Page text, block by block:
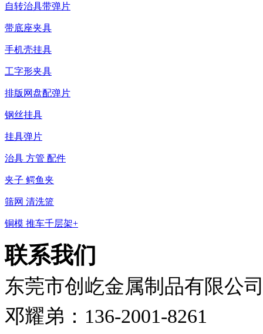
自转治具带弹片
带底座夹具
手机壳挂具
工字形夹具
排版网盘配弹片
钢丝挂具
挂具弹片
治具 方管 配件
夹子 鳄鱼夹
筛网 清洗篮
铜模 推车千层架+
联系我们
东莞市创屹金属制品有限公
邓耀弟：136-2001-8261